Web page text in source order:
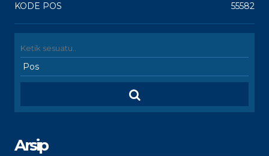
KODE POS
55582
Arsip